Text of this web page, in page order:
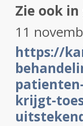
Zie ook
11
https://
krijgt-